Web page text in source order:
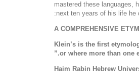
mastered these languages,
next ten years of his life he
A COMPREHENSIVE
“Klein’s is the first
or where more than one
Haim Rabin Hebrew